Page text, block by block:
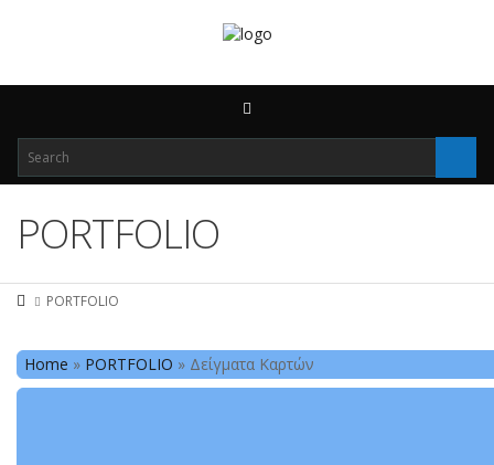
PORTFOLIO
PORTFOLIO
Home » PORTFOLIO » Δείγματα Καρτών